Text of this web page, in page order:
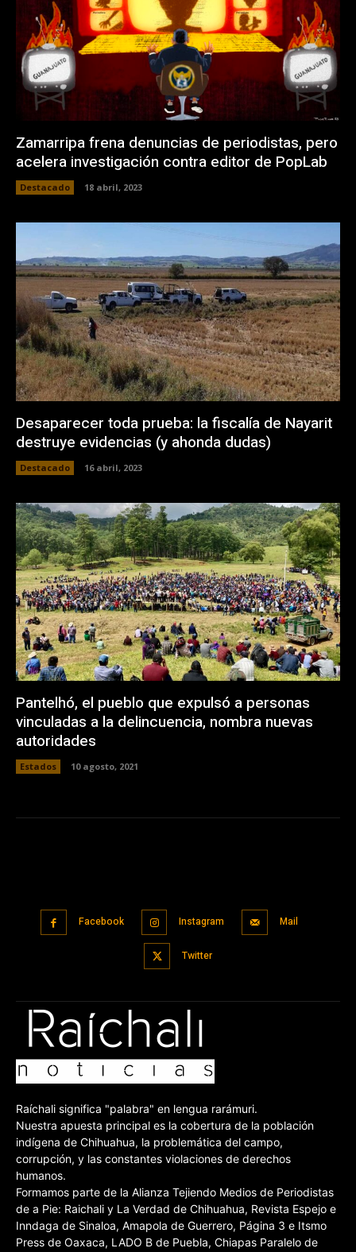
Zamarripa frena denuncias de periodistas, pero
acelera investigación contra editor de PopLab
Destacado 18 abril, 2023
Desaparecer toda prueba: la fiscalía de Nayarit
destruye evidencias (y ahonda dudas)
Destacado 16 abril, 2023
Pantelhó, el pueblo que expulsó a personas
vinculadas a la delincuencia, nombra nuevas
autoridades
Estados 10 agosto, 2021
Facebook Instagram Mail
Twitter
Raíchali significa "palabra" en lengua rarámuri.
Nuestra apuesta principal es la cobertura de la población
indígena de Chihuahua, la problemática del campo,
corrupción, y las constantes violaciones de derechos
humanos.
Formamos parte de la Alianza Tejiendo Medios de Periodistas
de a Pie: Raichali y La Verdad de Chihuahua, Revista Espejo e
Inndaga de Sinaloa, Amapola de Guerrero, Página 3 e Itsmo
Press de Oaxaca, LADO B de Puebla, Chiapas Paralelo de